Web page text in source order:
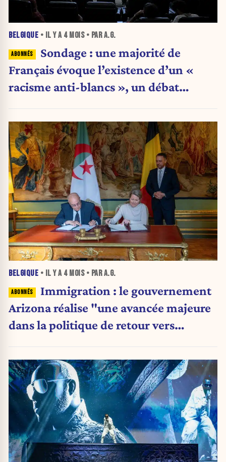
BELGIQUE • IL Y A 4 MOIS• PAR A.G.
Sondage : une majorité de
Français évoque l’existence d’un «
racisme anti-blancs », un débat
BELGIQUE • IL Y A 4 MOIS• PAR A.G.
Immigration : le gouvernement
Arizona réalise "une avancée majeure
dans la politique de retour vers